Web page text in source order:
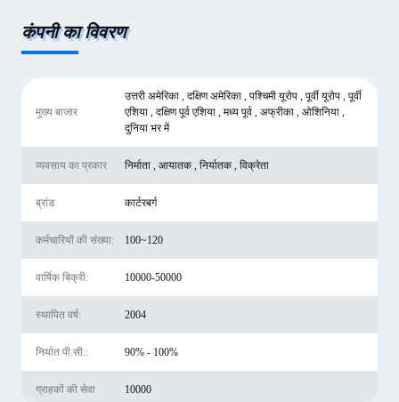
कंपनी का विवरण
मुख्य बाजार
उत्तरी अमेरिका , दक्षिण अमेरिका , पश्चिमी यूरोप , पूर्वी यूरोप , पूर्वी
एशिया , दक्षिण पूर्व एशिया , मध्य पूर्व , अफ्रीका , ओशिनिया ,
दुनिया भर में
व्यवसाय का प्रकार निर्माता , आयातक , निर्यातक , विक्रेता
ब्रांड कार्टरबर्ग
कर्मचारियों की संख्या: 100~120
वार्षिक बिक्री: 10000-50000
स्थापित वर्ष: 2004
निर्यात पी.सी.: 90% - 100%
ग्राहकों की सेवा 10000